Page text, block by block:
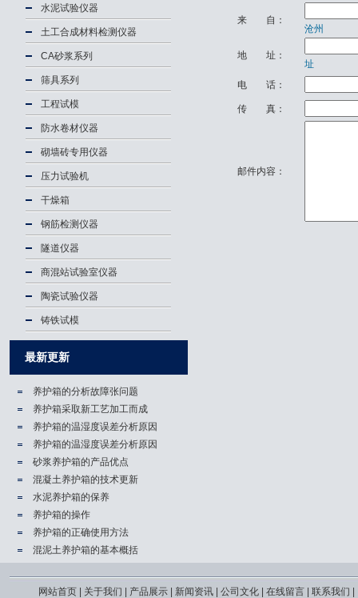
水泥试验仪器
土工合成材料检测仪器
CA砂浆系列
筛具系列
工程试模
防水卷材仪器
砌墙砖专用仪器
压力试验机
干燥箱
钢筋检测仪器
隧道仪器
商混站试验室仪器
陶瓷试验仪器
铸铁试模
最新更新
养护箱的分析故障张问题
养护箱​采取新工艺加工而成
养护箱的温湿度误差分析原因
养护箱的温湿度误差分析原因
砂浆养护箱的产品优点
混凝土养护箱的技术更新
水泥养护箱的保养
养护箱的操作
养护箱的正确使用方法
混泥土养护箱的基本概括
来 自：
沧州
地 址：
址
电 话：
传 真：
邮件内容：
网站首页| 关于我们 产品展示| 新闻资讯| 公司文化| 在线留言| 联系我们